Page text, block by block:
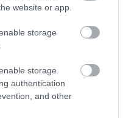
website or app.
storage
storage
authentication
and other